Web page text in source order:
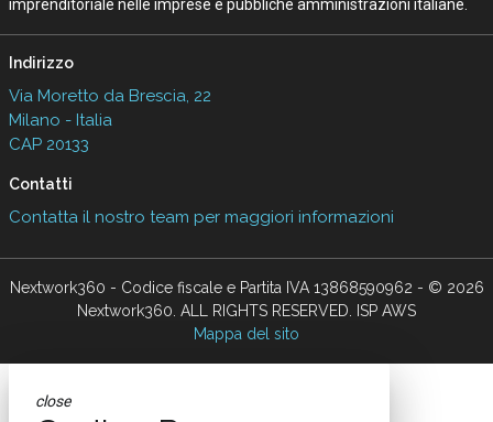
imprenditoriale nelle imprese e pubbliche amministrazioni italiane.
Indirizzo
Via Moretto da Brescia, 22
Milano - Italia
CAP 20133
Contatti
Contatta il nostro team per maggiori informazioni
Nextwork360 - Codice fiscale e Partita IVA 13868590962 - © 2026
Nextwork360. ALL RIGHTS RESERVED. ISP AWS
Mappa del sito
close